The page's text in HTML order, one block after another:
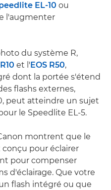
EL-10 ou
l'augmenter
du système R,
et l' EOS R50,
dont la portée s'étend
flashs externes,
peut atteindre un sujet
le Speedlite EL-5.
montrent que le
pour éclairer
pour compenser
d'éclairage. Que votre
flash intégré ou que